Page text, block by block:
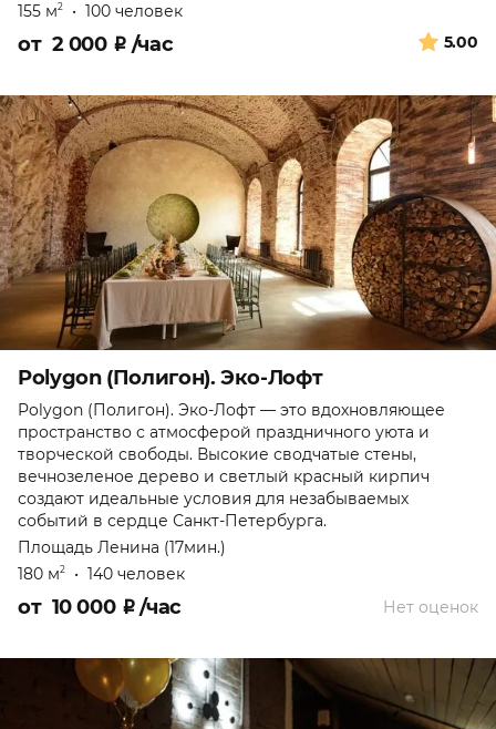
155 м2 • 100 человек
5.00
от 2 000 ₽ /час
Polygon (Полигон). Эко-Лофт
Polygon (Полигон). Эко-Лофт — это вдохновляющее
пространство с атмосферой праздничного уюта и
творческой свободы. Высокие сводчатые стены,
вечнозеленое дерево и светлый красный кирпич
создают идеальные условия для незабываемых
событий в сердце Санкт-Петербурга.
Площадь Ленина (17мин.)
180 м2 • 140 человек
Нет оценок
от 10 000 ₽/час